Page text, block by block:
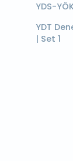
YDS-
YDT
| Set 1